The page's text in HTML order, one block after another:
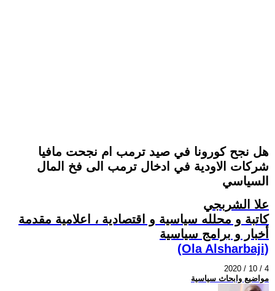
هل نجح كورونا في صيد ترمب ام نجحت مافيا
شركات الاودية في ادخال ترمب الى فخ المال
السياسي
علا الشربجي
كاتبة و محلله سياسية و اقتصادية ، اعلامية مقدمة
أخبار و برامج سياسية
(Ola Alsharbaji)
2020 / 10 / 4
مواضيع وابحاث سياسية